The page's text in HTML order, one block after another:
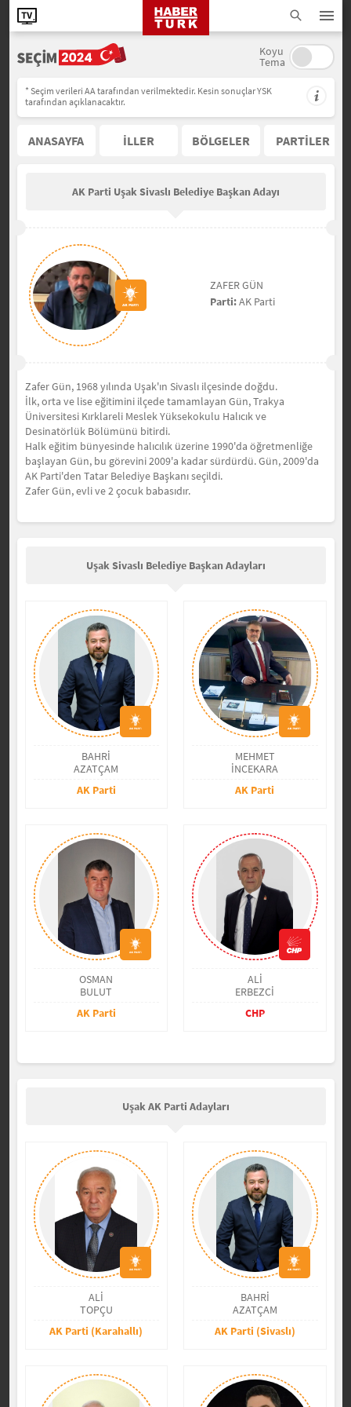
Koyu
Tema
* Seçim verileri AA tarafından verilmektedir. Kesin sonuçlar YSK
tarafından açıklanacaktır.
ANASAYFA İLLER BÖLGELER PARTİLER
AK Parti Uşak Sivaslı Belediye Başkan Adayı
ZAFER GÜN
Parti:AK Parti
Zafer Gün, 1968 yılında Uşak'ın Sivaslı ilçesinde doğdu.
İlk, orta ve lise eğitimini ilçede tamamlayan Gün, Trakya
Üniversitesi Kırklareli Meslek Yüksekokulu Halıcık ve
Desinatörlük Bölümünü bitirdi.
Halk eğitim bünyesinde halıcılık üzerine 1990'da öğretmenliğe
başlayan Gün, bu görevini 2009'a kadar sürdürdü. Gün, 2009'da
AK Parti'den Tatar Belediye Başkanı seçildi.
ZaferGün, evli ve 2 çocuk babasıdır.
Uşak Sivaslı Belediye Başkan Adayları
BAHRİ
AZATÇAM
AK Parti
MEHMET
İNCEKARA
AK Parti
OSMAN
BULUT
AK Parti
ALİ
ERBEZCİ
CHP
Uşak AK Parti Adayları
ALİ
TOPÇU
AK Parti (Karahallı)
BAHRİ
AZATÇAM
AK Parti (Sivaslı)